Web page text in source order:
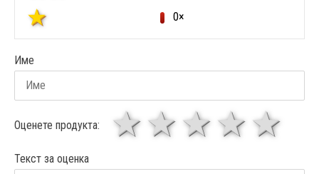
0×
Име
Оценете продукта: 4
3
звезди
1 звезда
Текст за оценка